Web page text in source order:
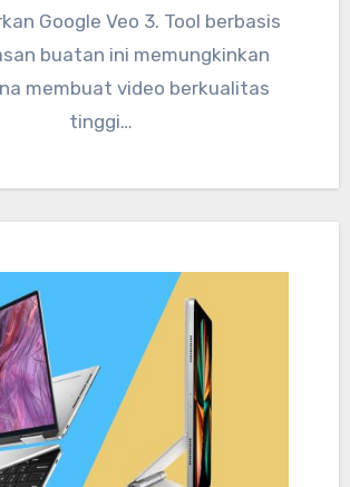
Google Veo 3. Tool berbasis
buatan ini memungkinkan
membuat video berkualitas
tinggi…